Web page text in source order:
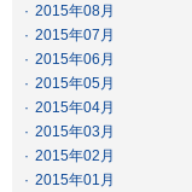
· 2015年08月
· 2015年07月
· 2015年06月
· 2015年05月
· 2015年04月
· 2015年03月
· 2015年02月
· 2015年01月